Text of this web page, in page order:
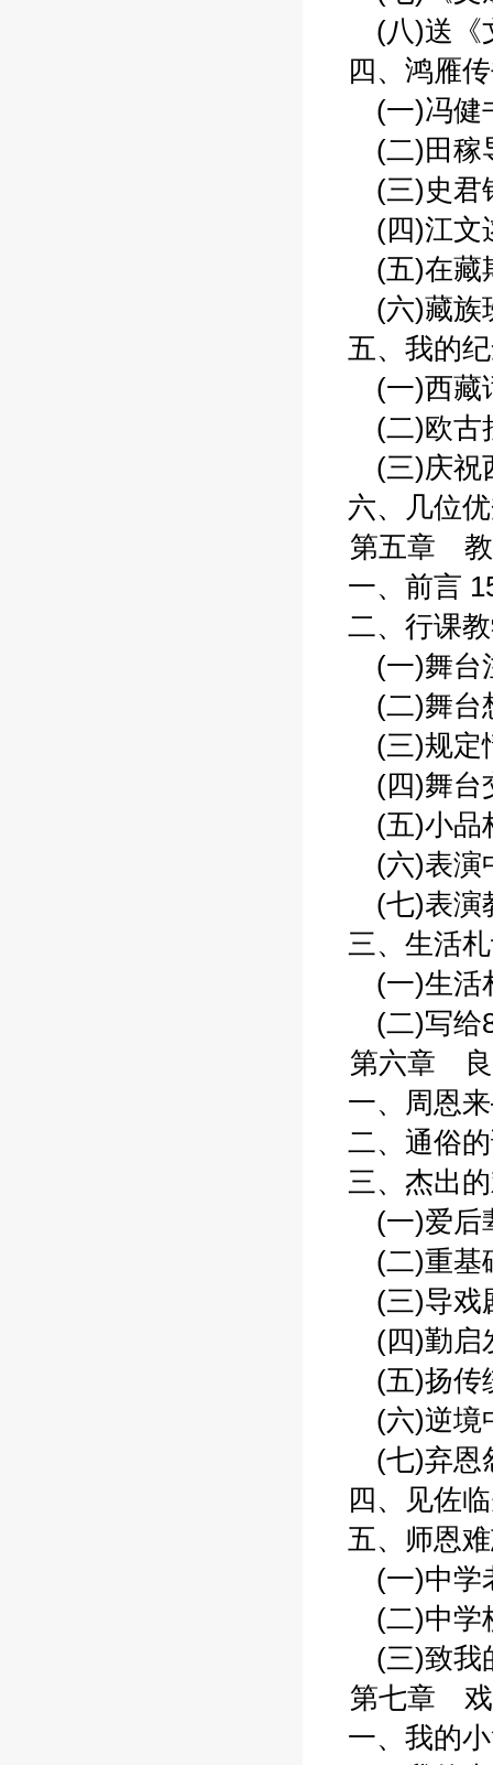
(八)送《文
四、鸿雁传
(一)冯健
(二)田稼
(三)史君
(四)江文
(五)在藏期
(六)藏族
五、我的纪
(一)西藏话
(二)欧古拉
(三)庆祝西
六、几位优
第五章 教
一、前言
二、行课教
(一)舞台
(二)舞台
(三)规定
(四)舞台
(五)小品
(六)表演中
(七)表演
三、生活札
(一)生活
(二)写给80
第六章 良
一、周恩
二、通俗
三、杰出
(一)爱后
(二)重基
(三)导戏
(四)勤启
(五)扬传
(六)逆境
(七)弃恩
四、见佐临
五、师恩难
(一)中学老
(二)中学校
(三)致我
第七章 戏
一、我的小